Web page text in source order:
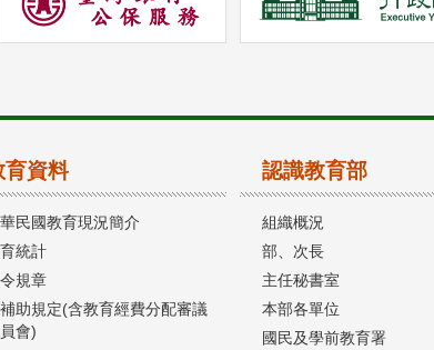
育資料
民國教育現況簡介
統計
規章
助規定(含教育經費分配審議
會)
認識教育部
組織概況
部、次長
主任秘書室
本部各單位
國民及學前教育署